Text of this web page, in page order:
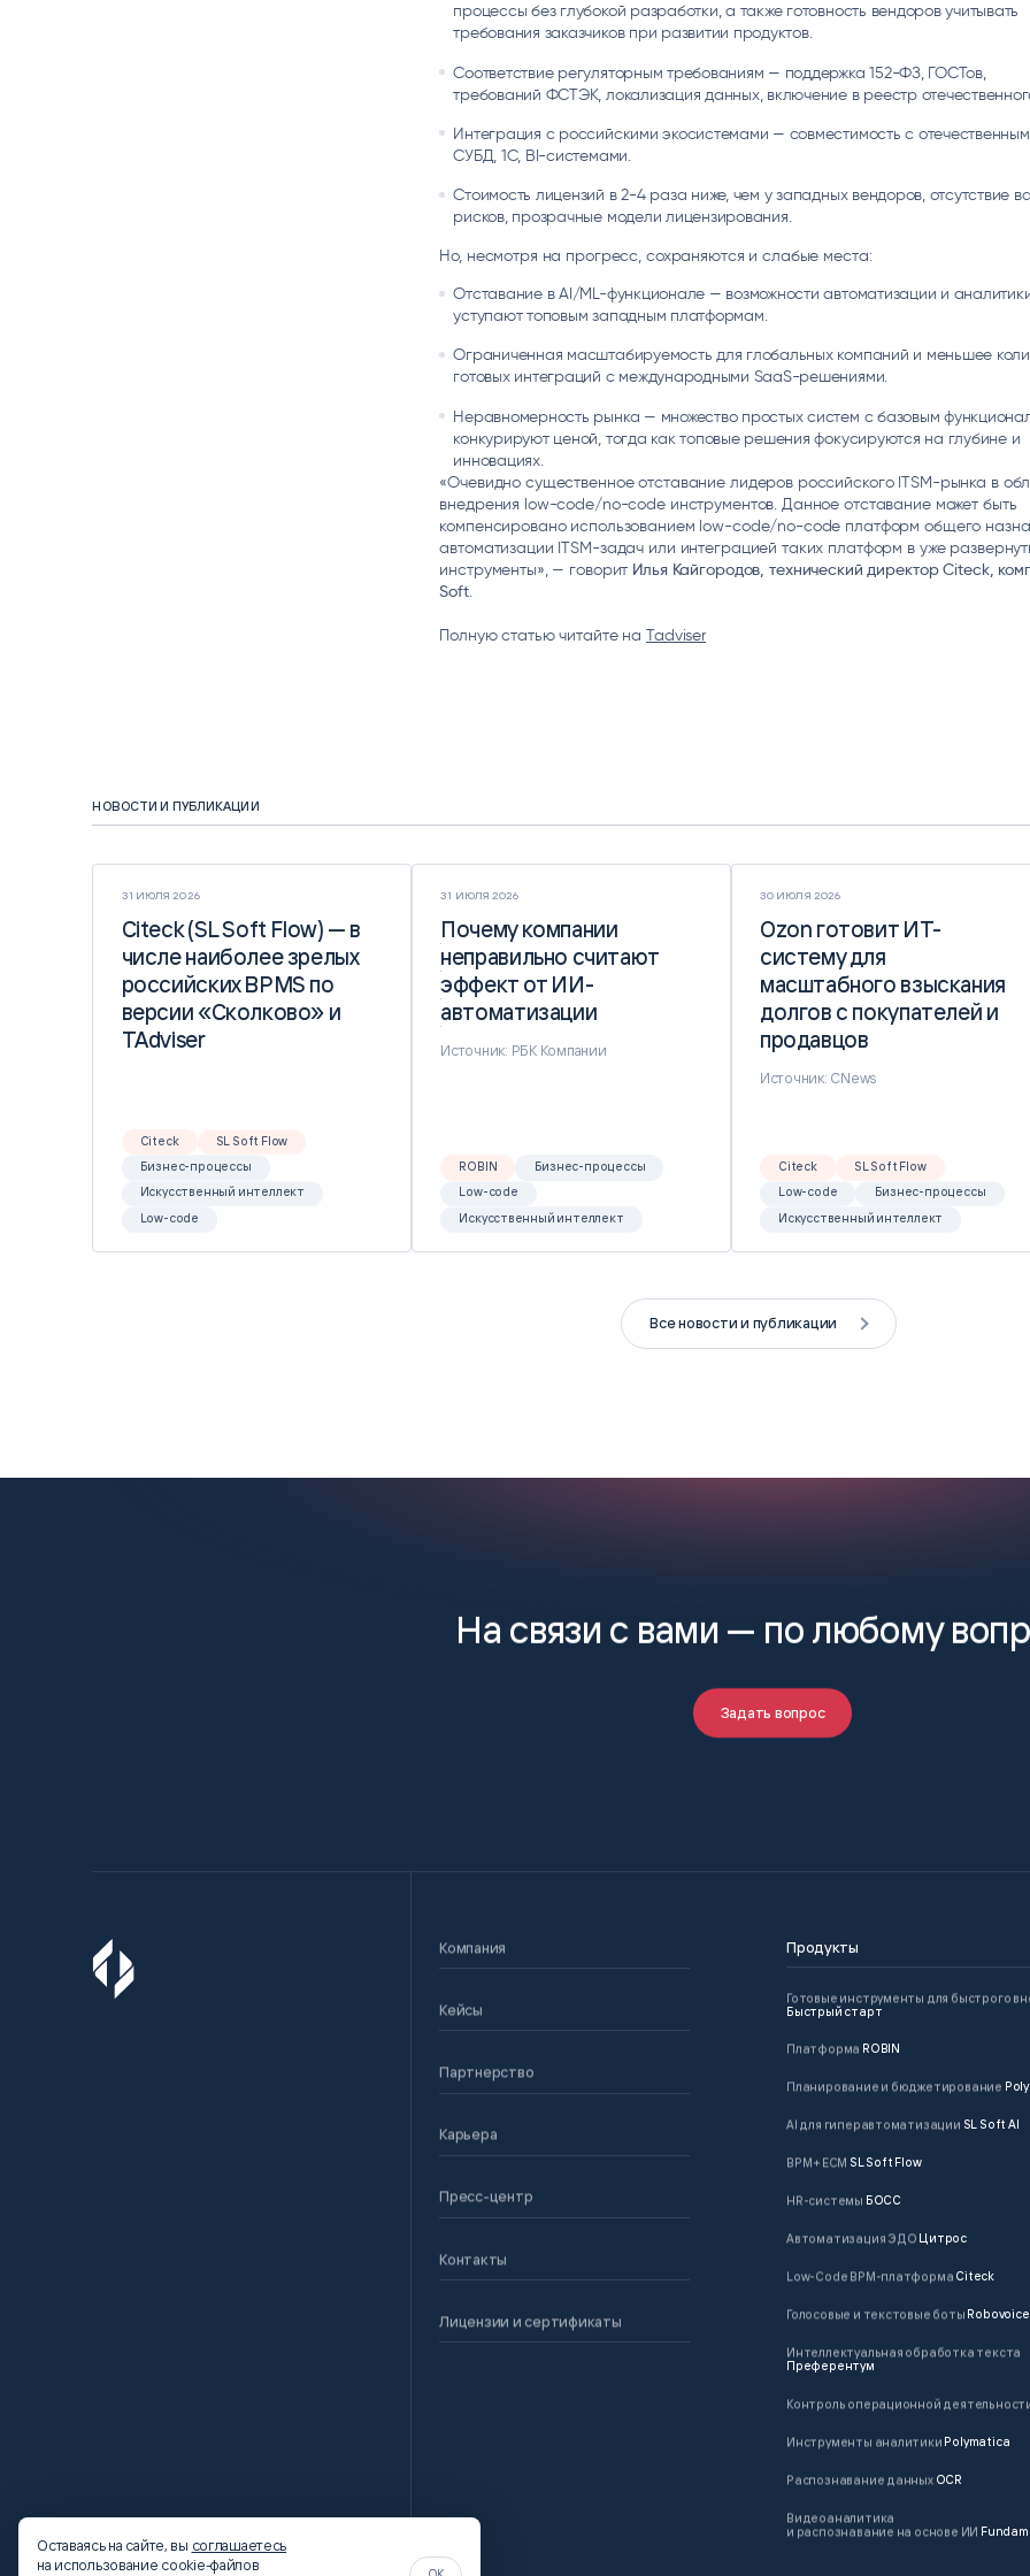
процессы без глубокой разработки, а также готовность вендоров учитывать
требования заказчиков при развитии продуктов.
Соответствие регуляторным требованиям — поддержка 152-ФЗ, ГОСТов,
требований ФСТЭК, локализация данных, включение в реестр
Интеграция с российскими экосистемами — совместимость с
СУБД, 1С, BI-системами.
Стоимость лицензий в 2-4 раза ниже, чем у западных вендоров, отсутствие
рисков, прозрачные модели лицензирования.
Но, несмотря на прогресс, сохраняются и слабые места:
Отставание в AI/ML-функционале — возможности автоматизации и
уступают топовым западным платформам.
Ограниченная масштабируемость для глобальных компаний и меньшее
готовых интеграций с международными SaaS-решениями.
Неравномерность рынка — множество простых систем с базовым
конкурируют ценой, тогда как топовые решения фокусируются на глубине и
инновациях.
«Очевидно существенное отставание лидеров российского ITSM-рынка в
внедрения low-code/no-code инструментов. Данное отставание может быть
компенсировано использованием low-code/no-code платформ общего
автоматизации ITSM-задач или интеграцией таких платформ в уже
инструменты», — говорит Илья Кайгородов, технический директорCiteck,
Soft.
Полную статью читайте наTadviser
НОВОСТИ И ПУБЛИКАЦИИ
31 ИЮЛЯ 2026
Citeck (SL Soft Flow) — в
числе наиболее зрелых
российских BPMS по
версии «Сколково» и
TAdviser
Citeck (SL Soft Flow) — в
числе наиболее зрелых
российских BPMS по
версии «Сколково» и
TAdviser
Citeck
SL Soft Flow
Бизнес-процессы
Искусственный интеллект
Low-code
31 ИЮЛЯ 2026
Почему компании
неправильно считают
эффект от ИИ-
автоматизации
Почему компании
неправильно считают
эффект от ИИ-
автоматизации
Источник: РБК Компании
ROBIN
Бизнес-процессы
Low-code
Искусственный интеллект
30 ИЮЛЯ 2026
Ozon готовит ИТ-
систему для
масштабного взыскания
долгов с покупателей и
продавцов
Ozon готовит ИТ-
систему для
масштабного взыскания
долгов с покупателей и
продавцов
Источник: CNews
Citeck
SL Soft Flow
Low-code
Бизнес-процессы
Искусственный интеллект
Все новости и публикации
На связи с вами — по любому
Задать вопрос
Компания
Кейсы
Партнерство
Карьера
Пресс-центр
Контакты
Лицензии и сертификаты
Продукты
Готовые инструменты для быстрого
Быстрый старт
Платформа ROBIN
Планирование и бюджетирование
AI для гиперавтоматизации SL Soft AI
BPM + ECM SL Soft Flow
HR-системы БОСС
Автоматизация ЭДО Цитрос
Low-Code BPM-платформа Citeck
Голосовые и текстовые боты Robovoice
Интеллектуальная обработка текста
Преферентум
Контроль операционной
Инструменты аналитики Polymatica
Распознавание данныхOCR
Видеоаналитика
и распознавание на основе ИИ
Оставаясь на сайте, вы соглашаетесь
на использование cookie-файлов